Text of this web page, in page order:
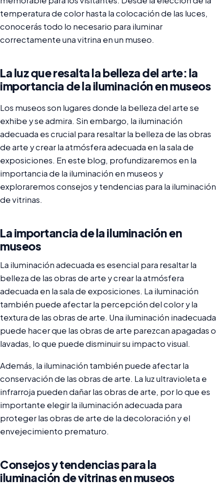
temperatura de color hasta la colocación de las luces,
conocerás todo lo necesario para iluminar
correctamente una vitrina en un museo.
La luz que resalta la belleza del arte: la
importancia de la iluminación en museos
Los museos son lugares donde la belleza del arte se
exhibe y se admira. Sin embargo, la iluminación
adecuada es crucial para resaltar la belleza de las obras
de arte y crear la atmósfera adecuada en la sala de
exposiciones. En este blog, profundizaremos en la
importancia de la iluminación en museos y
exploraremos consejos y tendencias para la iluminación
de vitrinas.
La importancia de la iluminación en
museos
La iluminación adecuada es esencial para resaltar la
belleza de las obras de arte y crear la atmósfera
adecuada en la sala de exposiciones. La iluminación
también puede afectar la percepción del color y la
textura de las obras de arte. Una iluminación inadecuada
puede hacer que las obras de arte parezcan apagadas o
lavadas, lo que puede disminuir su impacto visual.
Además, la iluminación también puede afectar la
conservación de las obras de arte. La luz ultravioleta e
infrarroja pueden dañar las obras de arte, por lo que es
importante elegir la iluminación adecuada para
proteger las obras de arte de la decoloración y el
envejecimiento prematuro.
Consejos y tendencias para la
iluminación de vitrinas en museos